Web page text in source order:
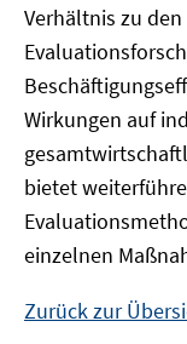
Verhältnis zu
Wirkungen auf
bietet
einzelnen
Zurück zur